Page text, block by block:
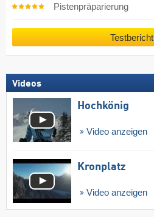
Pistenpräparierung
Testbericht
Videos
Hochkönig
Video anzeigen
Kronplatz
Video anzeigen